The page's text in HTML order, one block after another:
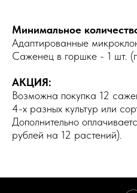
Минимальное
Адаптированные
Саженец в горшке - 1 шт.
АКЦИЯ:
Возможна покупка 12
4-х разных культур или
Дополнительно
рублей на 12 растений).